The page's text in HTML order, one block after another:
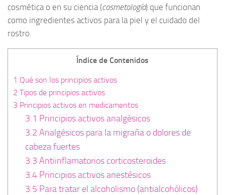
cosmética o en su ciencia (cosmetología) que funcionan
como ingredientes activos para la piel y el cuidado del
rostro.
Índice de Contenidos
1 Qué son los principios activos
2 Tipos de principios activos
3 Principios activos en medicamentos
3.1 Principios activos analgésicos
3.2 Analgésicos para la migraña o dolores de
cabeza fuertes
3.3 Antiinflamatorios corticosteroides
3.4Principios activos anestésicos
3.5 Para tratar el alcoholismo (antialcohólicos)